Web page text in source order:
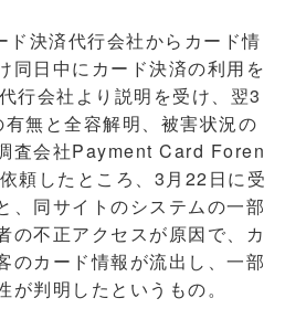
決済代行会社からカード情
同日中にカード決済の利用を
行会社より説明を受け、翌3
無と全容解明、被害状況の
査会社Payment Card Foren
頼したところ、3月22日に受
、同サイトのシステムの一部
の不正アクセスが原因で、カ
のカード情報が流出し、一部
判明したというもの。